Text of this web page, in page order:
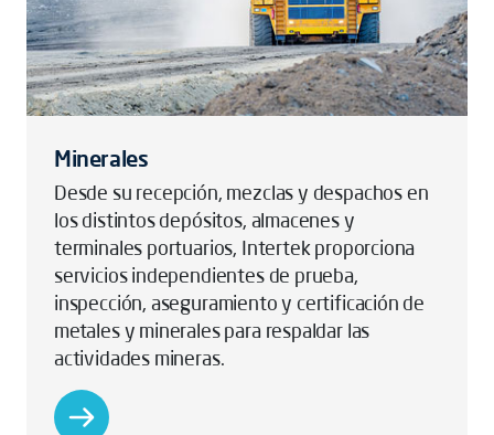
Minerales
Desde su recepción, mezclas y despachos en
los distintos depósitos, almacenes y
terminales portuarios, Intertek proporciona
servicios independientes de prueba,
inspección, aseguramiento y certificación de
metales y minerales para respaldar las
actividades mineras.